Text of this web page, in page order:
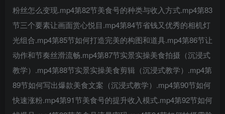
粉丝怎么变现.mp4第82节美食号的种类与收入方式.mp4第83
节三个要素让画面赏心悦目.mp4第84节省钱又优秀的相机灯
光组合.mp4第85节如何打造完美的构图和道具.mp4第86节让
动作和节奏丝滑流畅.mp4第87节实景实操美食拍摄（沉浸式
教学）.mp4第88节实景实操美食剪辑（沉浸式教学）.mp4第
89节如何写出爆款美食文案（沉浸式教学）.mp4第90节如何
快速涨粉.mp4第91节美食号的提升收入模式.mp4第92节如何